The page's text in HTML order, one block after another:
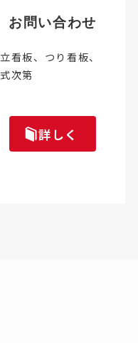
お問い合わせ
立看板、つり看板、
式次第
詳しく